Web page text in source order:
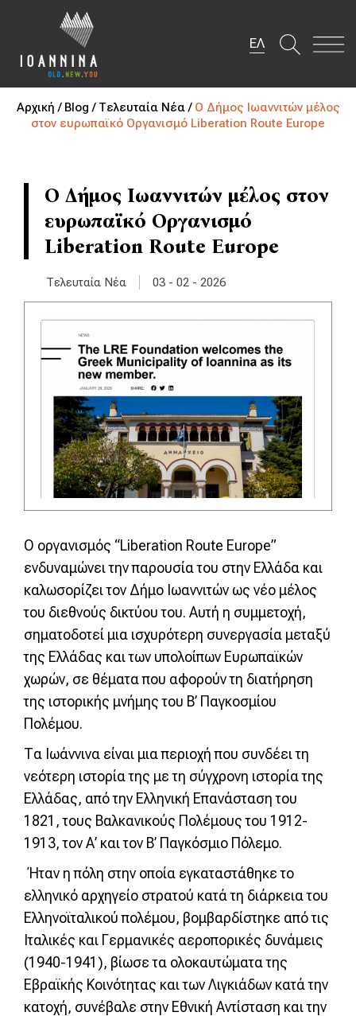
ΕΛ
Αρχική / Blog / Τελευταία Νέα / Ο Δήμος Ιωαννιτών μέλος
στον ευρωπαϊκό Οργανισμό Liberation Route Europe
Ο Δήμος Ιωαννιτών μέλος στον
ευρωπαϊκό Οργανισμό
Liberation Route Europe
Τελευταία Νέα 03 - 02 - 2026
Ο οργανισμός “Liberation Route Europe”
ενδυναμώνει την παρουσία του στην Ελλάδα και
καλωσορίζει τον Δήμο Ιωαννιτών ως νέο μέλος
του διεθνούς δικτύου του. Αυτή η συμμετοχή,
σηματοδοτεί μια ισχυρότερη συνεργασία μεταξύ
της Ελλάδας και των υπολοίπων Ευρωπαϊκών
χωρών, σε θέματα που αφορούν τη διατήρηση
της ιστορικής μνήμης του Β’ Παγκοσμίου
Πολέμου.
Τα Ιωάννινα είναι μια περιοχή που συνδέει τη
νεότερη ιστορία της με τη σύγχρονη ιστορία της
Ελλάδας, από την Ελληνική Επανάσταση του
1821, τους Βαλκανικούς Πολέμους του 1912-
1913, τον Α’ και τον Β’ Παγκόσμιο Πόλεμο.
Ήταν η πόλη στην οποία εγκαταστάθηκε το
ελληνικό αρχηγείο στρατού κατά τη διάρκεια του
Ελληνοϊταλικού πολέμου, βομβαρδίστηκε από τις
Ιταλικές και Γερμανικές αεροπορικές δυνάμεις
(1940-1941), βίωσε τα ολοκαυτώματα της
Εβραϊκής Κοινότητας και των Λιγκιάδων κατά την
κατοχή, συνέβαλε στην Εθνική Αντίσταση και την